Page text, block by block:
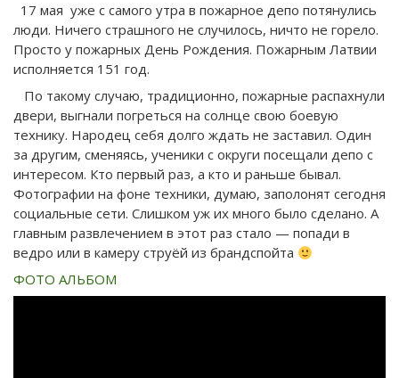
17 мая уже с самого утра в пожарное депо потянулись
люди. Ничего страшного не случилось, ничто не горело.
Просто у пожарных День Рождения. Пожарным Латвии
исполняется 151 год.
По такому случаю, традиционно, пожарные распахнули
двери, выгнали погреться на солнце свою боевую
технику. Народец себя долго ждать не заставил. Один
за другим, сменяясь, ученики с округи посещали депо с
интересом. Кто первый раз, а кто и раньше бывал.
Фотографии на фоне техники, думаю, заполонят сегодня
социальные сети. Слишком уж их много было сделано. А
главным развлечением в этот раз стало — попади в
ведро или в камеру струёй из брандспойта
ФОТО АЛЬБОМ